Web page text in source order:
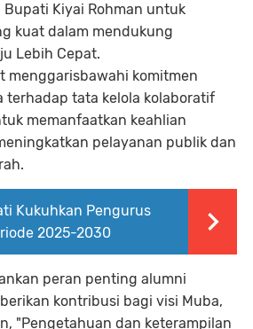
Bupati Kiyai Rohman untuk
kuat dalam mendukung
Lebih Cepat.
menggarisbawahi komitmen
terhadap tata kelola kolaboratif
memanfaatkan keahlian
pelayanan publik dan
Kukuhkan Pengurus
2025-2030
peran penting alumni
kontribusi bagi visi Muba,
"Pengetahuan dan keterampilan